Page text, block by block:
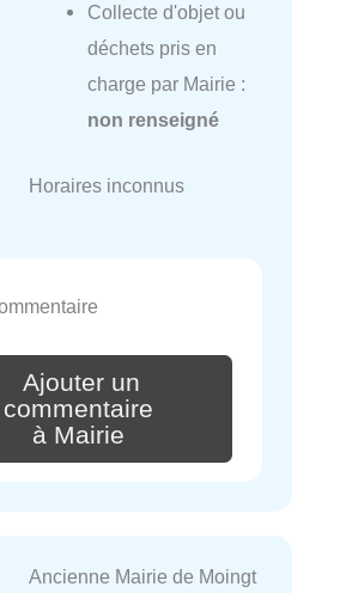
Collecte d'objet ou
déchets pris en
charge par Mairie :
non renseigné
Horaires inconnus
Ajouter un
commentaire
à Mairie
Ancienne Mairie de Moingt